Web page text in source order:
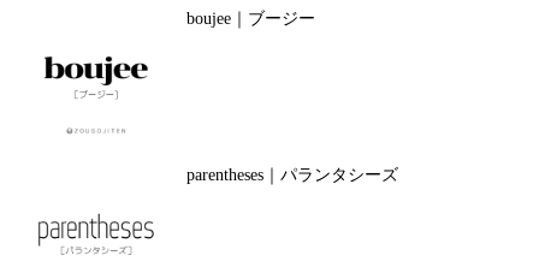
boujee｜ブージー
parentheses｜パランタシーズ